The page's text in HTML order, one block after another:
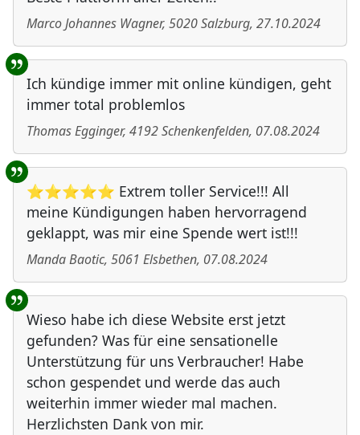
Marco Johannes Wagner, 5020Salzburg, 27.10.2024
Ich kündige immer mit online kündigen, geht
immer total problemlos
Thomas Egginger, 4192Schenkenfelden, 07.08.2024
⭐⭐⭐⭐⭐ Extrem toller Service!!! All
meine Kündigungen haben hervorragend
geklappt, was mir eine Spende wert ist!!!
Manda Baotic, 5061 Elsbethen, 07.08.2024
Wieso habe ich diese Website erst jetzt
gefunden? Was für eine sensationelle
Unterstützung für uns Verbraucher! Habe
schon gespendet und werde das auch
weiterhin immer wieder mal machen.
Herzlichsten Dank von mir.